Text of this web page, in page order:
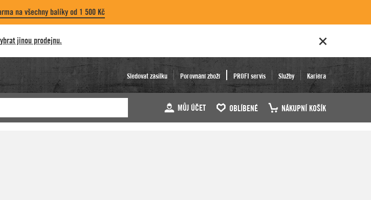
na všechny balíky od 1 500 Kč
jinou prodejnu.
Sledovat zásilku Porovnání zboží PROFI servis Služby Kariéra
MŮJ ÚČET OBLÍBENÉ NÁKUPNÍ KOŠÍK